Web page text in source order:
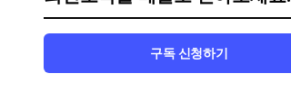
구독 신청하기